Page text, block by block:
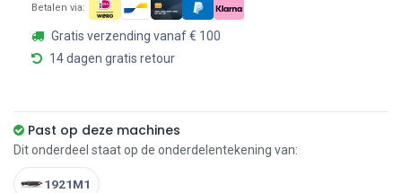
Betalen via:
Gratis verzending vanaf € 100
14 dagen gratis retour
Past op deze machines
Dit onderdeel staat op de onderdelentekening van:
1921M1